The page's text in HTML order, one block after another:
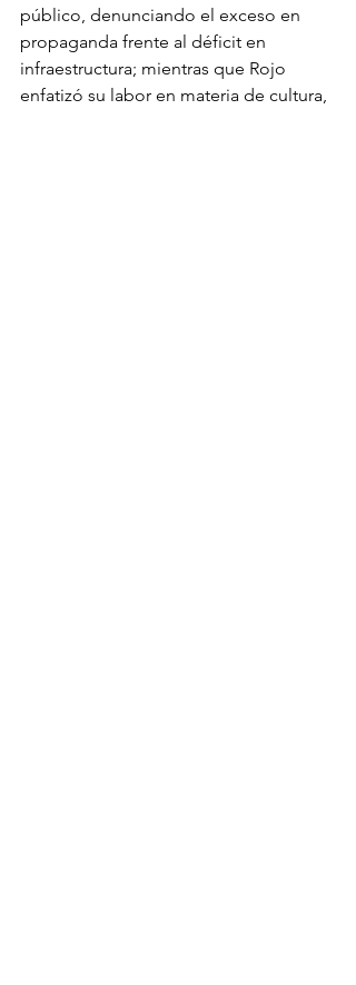
público, denunciando el exceso en
propaganda frente al déficit en
infraestructura; mientras que Rojo
enfatizó su labor en materia de cultura,